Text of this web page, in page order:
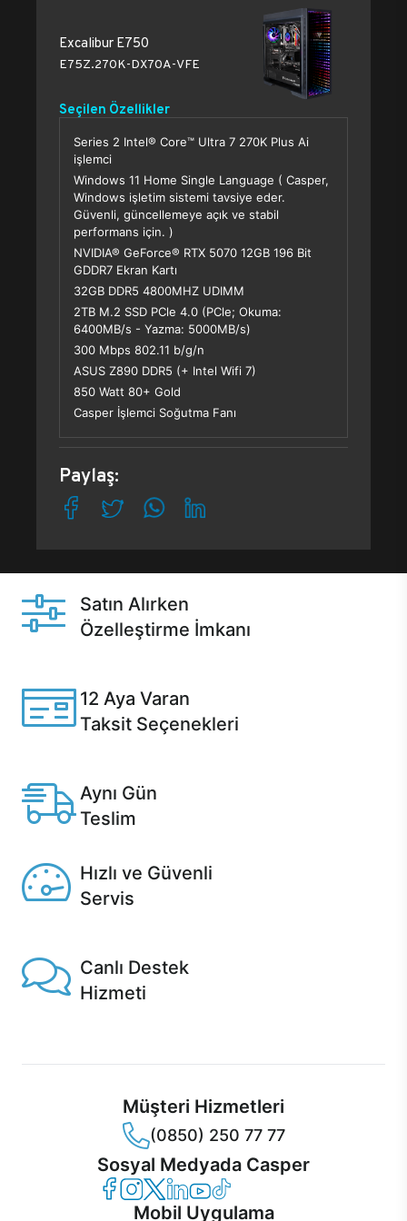
Excalibur E750
E75Z.270K-DX70A-VFE
Seçilen Özellikler
Series 2 Intel® Core™ Ultra 7 270K Plus Ai
işlemci
Windows 11 Home Single Language ( Casper,
Windows işletim sistemi tavsiye eder.
Güvenli, güncellemeye açık ve stabil
performans için. )
NVIDIA® GeForce® RTX 5070 12GB 196 Bit
GDDR7 Ekran Kartı
32GB DDR5 4800MHZ UDIMM
2TB M.2 SSD PCle 4.0 (PCle; Okuma:
6400MB/s - Yazma: 5000MB/s)
300 Mbps 802.11 b/g/n
ASUS Z890 DDR5 (+ Intel Wifi 7)
850 Watt 80+ Gold
Casper İşlemci Soğutma Fanı
Paylaş:
Satın Alırken
Özelleştirme İmkanı
12 Aya Varan
Taksit Seçenekleri
Aynı Gün
Teslim
Hızlı ve Güvenli
Servis
Canlı Destek
Hizmeti
Müşteri Hizmetleri
(0850) 250 77 77
Sosyal Medyada Casper
Casper Facebook
Casper Instagram
Casper Twitter
Casper LinkedIn
Casper YouTube
Casper TikTok
Mobil Uygulama